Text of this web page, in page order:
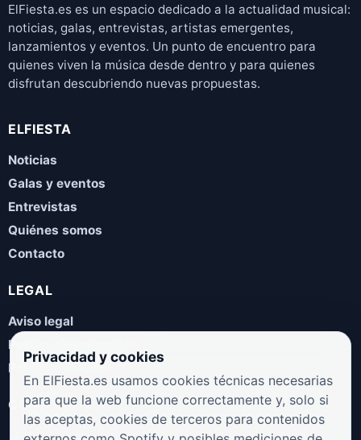
ElFiesta.es es un espacio dedicado a la actualidad musical:
noticias, galas, entrevistas, artistas emergentes,
lanzamientos y eventos. Un punto de encuentro para
quienes viven la música desde dentro y para quienes
disfrutan descubriendo nuevas propuestas.
ELFIESTA
Noticias
Galas y eventos
Entrevistas
Quiénes somos
Contacto
LEGAL
Aviso legal
Política de privacidad
Política de cookies
COLABORA
¿Eres artista, manager, sello o promotor? Envíanos tus
Privacidad y cookies
En ElFiesta.es usamos cookies técnicas necesarias
para que la web funcione correctamente y, solo si
las aceptas, cookies de terceros para contenidos